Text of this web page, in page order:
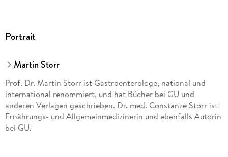
Portrait
Martin Storr
Prof. Dr. Martin Storr ist Gastroenterologe, national und
international renommiert, und hat Bücher bei GU und
anderen Verlagen geschrieben. Dr. med. Constanze Storr ist
Ernährungs- und Allgemeinmedizinerin und ebenfalls Autorin
bei GU.